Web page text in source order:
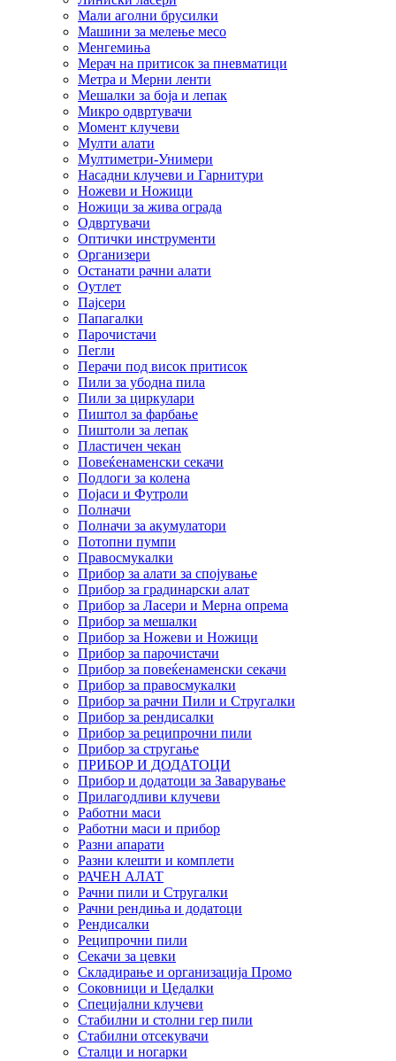
Мали аголни брусилки
Машини за мелење месо
Менгемиња
Мерач на притисок за пневматици
Метра и Мерни ленти
Мешалки за боја и лепак
Микро одвртувачи
Момент клучеви
Мулти алати
Мултиметри-Унимери
Насадни клучеви и Гарнитури
Ножеви и Ножици
Ножици за жива ограда
Одвртувачи
Оптички инструменти
Организери
Останати рачни алати
Оутлет
Пајсери
Папагалки
Парочистачи
Пегли
Перачи под висок притисок
Пили за убодна пила
Пили за циркулари
Пиштол за фарбање
Пиштоли за лепак
Пластичен чекан
Повеќенаменски секачи
Подлоги за колена
Појаси и Футроли
Полначи
Полначи за акумулатори
Потопни пумпи
Правосмукалки
Прибор за алати за спојување
Прибор за градинарски алат
Прибор за Ласери и Мерна опрема
Прибор за мешалки
Прибор за Ножеви и Ножици
Прибор за парочистачи
Прибор за повеќенаменски секачи
Прибор за правосмукалки
Прибор за рачни Пили и Стругалки
Прибор за рендисалки
Прибор за реципрочни пили
Прибор за стругање
ПРИБОР И ДОДАТОЦИ
Прибор и додатоци за Заварување
Прилагодливи клучеви
Работни маси
Работни маси и прибор
Разни апарати
Разни клешти и комплети
РАЧЕН АЛАТ
Рачни пили и Стругалки
Рачни рендиња и додатоци
Рендисалки
Реципрочни пили
Секачи за цевки
Складирање и организација Промо
Соковници и Цедалки
Специјални клучеви
Стабилни и столни гер пили
Стабилни отсекувачи
Сталци и ногарки